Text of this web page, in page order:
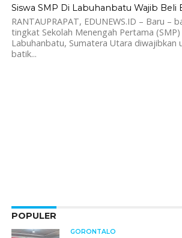
Siswa SMP Di Labuhanbatu Wajib Beli
RANTAUPRAPAT, EDUNEWS.ID – Baru –
tingkat Sekolah Menengah Pertama
Labuhanbatu, Sumatera Utara diwajibkan
batik...
POPULER
GORONTALO